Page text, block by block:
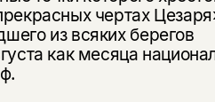
чертах
из всяких берегов
как месяца